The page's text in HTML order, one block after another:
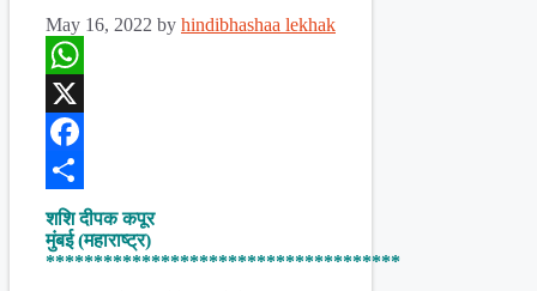
May 16, 2022 by hindibhashaa lekhak
WhatsApp
X
Facebook
Share
शशि दीपक कपूर
मुंबई (महाराष्ट्र)
*************************************